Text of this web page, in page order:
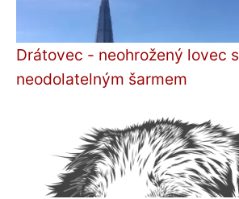
Drátovec - neohrožený lovec s
neodolatelným šarmem